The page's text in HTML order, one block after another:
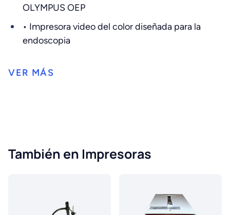
OLYMPUS OEP
• Impresora video del color diseñada para la
endoscopia
También en Impresoras